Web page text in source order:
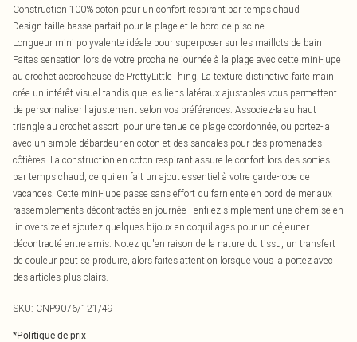
Construction 100% coton pour un confort respirant par temps chaud
Design taille basse parfait pour la plage et le bord de piscine
Longueur mini polyvalente idéale pour superposer sur les maillots de bain
Faites sensation lors de votre prochaine journée à la plage avec cette mini-jupe
au crochet accrocheuse de PrettyLittleThing. La texture distinctive faite main
crée un intérêt visuel tandis que les liens latéraux ajustables vous permettent
de personnaliser l'ajustement selon vos préférences. Associez-la au haut
triangle au crochet assorti pour une tenue de plage coordonnée, ou portez-la
avec un simple débardeur en coton et des sandales pour des promenades
côtières. La construction en coton respirant assure le confort lors des sorties
par temps chaud, ce qui en fait un ajout essentiel à votre garde-robe de
vacances. Cette mini-jupe passe sans effort du farniente en bord de mer aux
rassemblements décontractés en journée - enfilez simplement une chemise en
lin oversize et ajoutez quelques bijoux en coquillages pour un déjeuner
décontracté entre amis. Notez qu'en raison de la nature du tissu, un transfert
de couleur peut se produire, alors faites attention lorsque vous la portez avec
des articles plus clairs.
SKU: CNP9076/121/49
*Politique de prix